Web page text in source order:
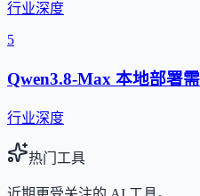
行业深度
5
Qwen3.8-Max 本地部署
行业深度
热门工具